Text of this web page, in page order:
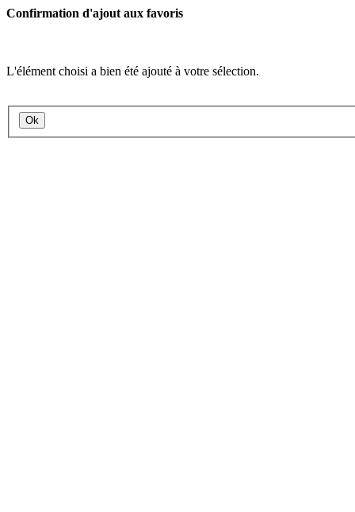
Confirmation d'ajout aux favoris
L'élément choisi a bien été ajouté à votre sélection.